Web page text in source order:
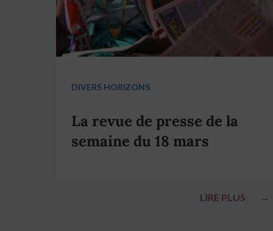
DIVERS HORIZONS
La revue de presse de la
semaine du 18 mars
LIRE PLUS →